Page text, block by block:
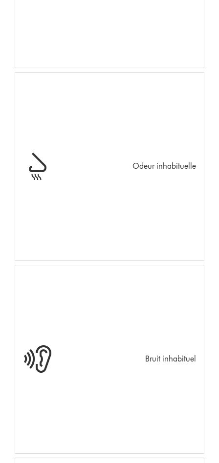
Odeur inhabituelle
Bruit inhabituel